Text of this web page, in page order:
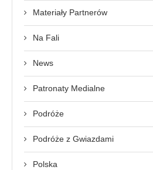
Materiały Partnerów
Na Fali
News
Patronaty Medialne
Podróże
Podróże z Gwiazdami
Polska